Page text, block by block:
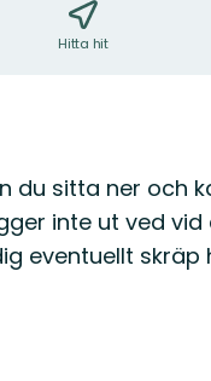
Hitta hit
du sitta ner och
inte ut ved vid
eventuellt skräp